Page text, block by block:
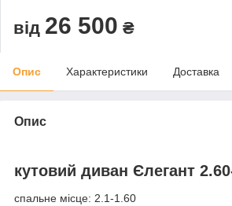
від 26 500 ₴
Опис Характеристики Доставка
Опис
кутовий диван Єлегант
спальне місце: 2.1-1.60